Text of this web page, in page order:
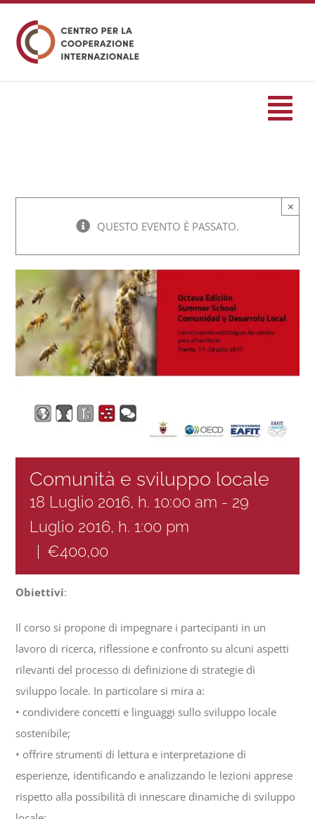
contenuto
Eventi
Servizi
Progetti
Chi siamo
QUESTO EVENTO È PASSATO.
×
Comunità e sviluppo locale
18 Luglio 2016, h. 10:00 am - 29
Luglio 2016, h. 1:00 pm
| €400,00
Obiettivi:
Il corso si propone di impegnare i partecipanti in un
lavoro di ricerca, riflessione e confronto su alcuni aspetti
rilevanti del processo di definizione di strategie di
sviluppo locale. In particolare si mira a:
• condividere concetti e linguaggi sullo sviluppo locale
sostenibile;
• offrire strumenti di lettura e interpretazione di
esperienze, identificando e analizzando le lezioni apprese
rispetto alla possibilità di innescare dinamiche di sviluppo